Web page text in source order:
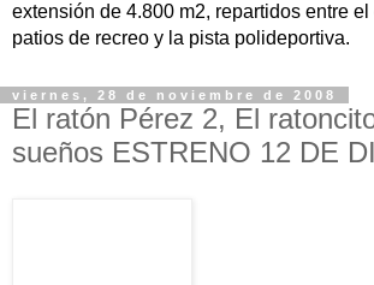
extensión de 4.800 m2, repartidos entre
patios de recreo y la pista polideportiva.
viernes, 28 de noviembre de 2008
El ratón Pérez 2, El
sueños ESTRENO 12 DE